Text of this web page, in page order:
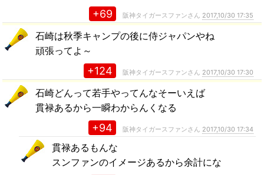
+69 阪神タイガースファンさん 2017,10/30 17:35
石崎は秋季キャンプの後に侍ジャパンやね
頑張ってよ～
+124 阪神タイガースファンさん 2017,10/30 17:30
石崎どんって若手やってんなそーいえば
貫禄あるから一瞬わからんくなる
+94 阪神タイガースファンさん 2017,10/30 17:34
貫禄あるもんな
スンファンのイメージあるから余計にな